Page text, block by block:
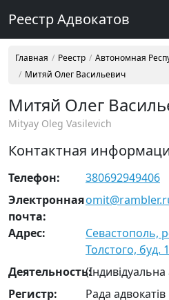
Реестр Адвокатов
Главная Реестр Автономная
Митяй Олег Васильевич
Митяй Олег
Mityay Oleg Vasilevich
Контактная
Телефон:
380692949406
Электронная
почта:
Адрес:
Севастополь,
Толстого, буд.
Деятельность:
Регистр:
Рада